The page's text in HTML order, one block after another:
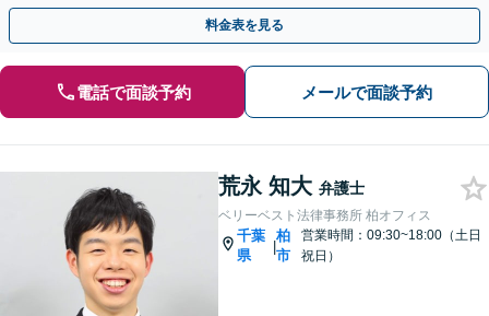
ケ谷駅5分】
料金表を見る
電話で面談予約 メールで面談予約
荒永 知大 弁護士
ベリーベスト法律事務所 柏オフィス
千葉
県
|
柏
市
営業時間：09:30~18:00（土日
祝日）